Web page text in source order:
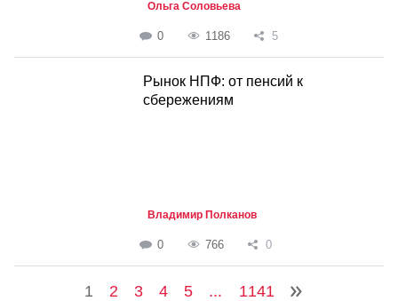
Ольга Соловьева
0 1186 5
Рынок НПФ: от пенсий к
сбережениям
Владимир Полканов
0 766 0
1 2 3 4 5 ... 1141